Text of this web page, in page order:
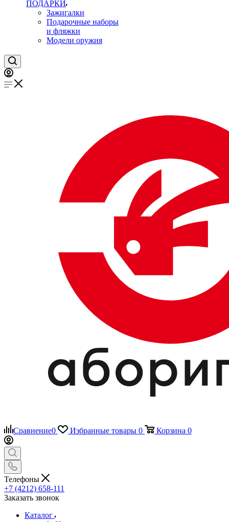
ПОДАРКИ
Зажигалки
Подарочные наборы
и фляжки
Модели оружия
Сравнение0 Избранные товары 0 Корзина 0
Телефоны
+7 (4212) 658-111
Заказать звонок
Каталог